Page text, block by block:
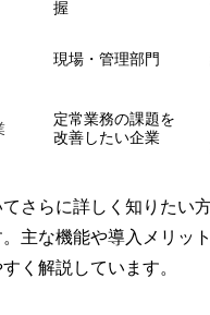
握
現場・管理部門
定常業務の課題を
改善したい企業
さらに詳しく知りたい
主な機能や導入メリッ
く解説しています。